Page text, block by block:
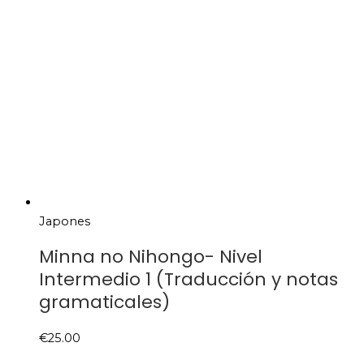
Japones
Minna no Nihongo- Nivel
Intermedio 1 (Traducción y notas
gramaticales)
€25.00